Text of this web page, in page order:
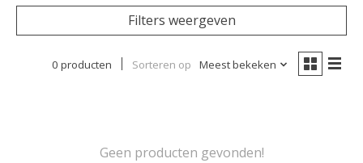
Filters weergeven
0 producten Sorteren op Meest bekeken
Geen producten gevonden!